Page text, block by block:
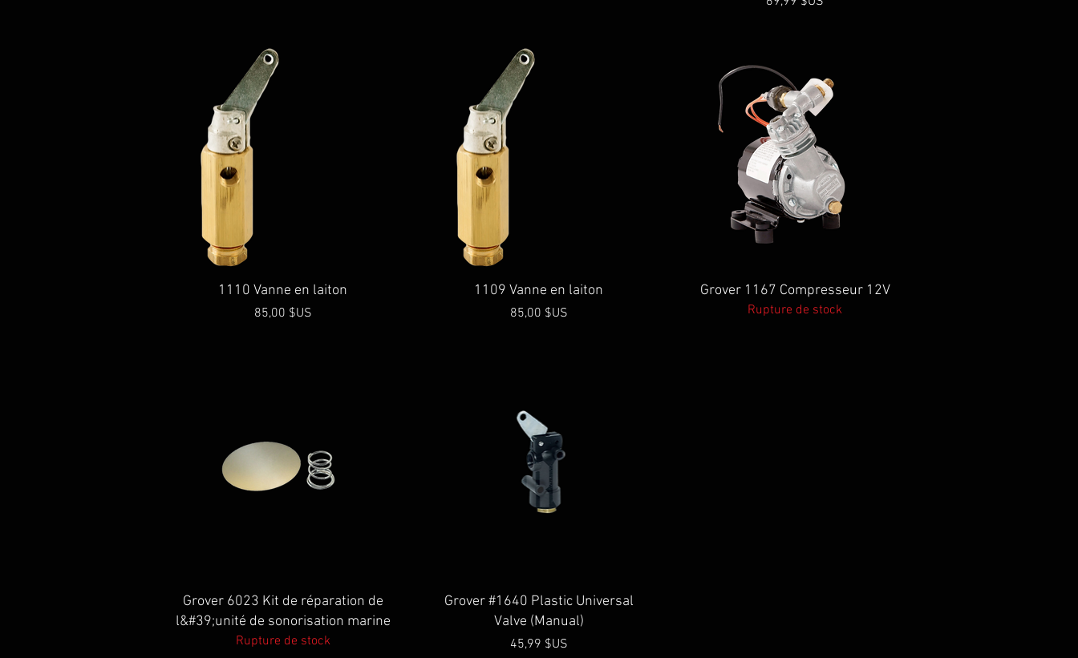
Aperçu rapide
1110 Vanne en laiton
Prix
85,00 $US
Aperçu rapide
1109 Vanne en laiton
Prix
85,00 $US
Aperçu rapide
Grover 1167 Compresseur 12V
Rupture de stock
Aperçu rapide
Grover 6023 Kit de réparation de
l&#39;unité de sonorisation marine
Rupture de stock
Aperçu rapide
Grover #1640 Plastic Universal
Valve (Manual)
Prix
45,99 $US